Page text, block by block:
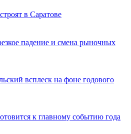
в Саратове
падение и смена рыночных
всплеск на фоне годового
к главному событию года